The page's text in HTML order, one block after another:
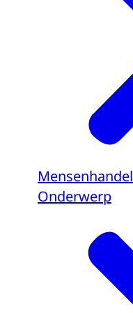
Mensenhandel
Onderwerp